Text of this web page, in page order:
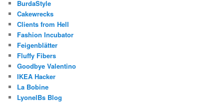
BurdaStyle
Cakewrecks
Clients from Hell
Fashion Incubator
Feigenblätter
Fluffy Fibers
Goodbye Valentino
IKEA Hacker
La Bobine
LyonelBs Blog